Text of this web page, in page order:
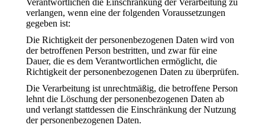
Verantwortlichen die Einschränkung der Verarbeitung zu
verlangen, wenn eine der folgenden Voraussetzungen
gegeben ist:
Die Richtigkeit der personenbezogenen Daten wird von
der betroffenen Person bestritten, und zwar für eine
Dauer, die es dem Verantwortlichen ermöglicht, die
Richtigkeit der personenbezogenen Daten zu überprüfen.
Die Verarbeitung ist unrechtmäßig, die betroffene Person
lehnt die Löschung der personenbezogenen Daten ab
und verlangt stattdessen die Einschränkung der Nutzung
der personenbezogenen Daten.